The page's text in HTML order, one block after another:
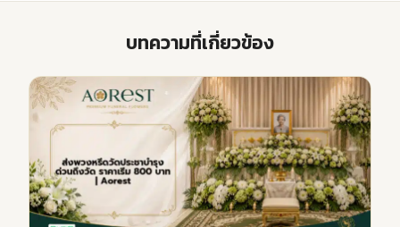
บทความที่เกี่ยวข้อง